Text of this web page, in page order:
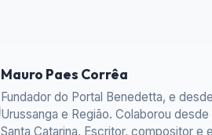
Mauro Paes Corrêa
Fundador do Portal Benedetta, e
Urussanga e Região. Colaborou
Santa Catarina. Escritor, compositor e